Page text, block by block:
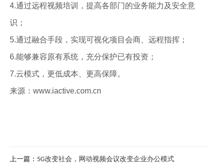
4.通过远程视频培训，提高各部门的业务能力及安全意
识；
5.通过融合手段，实现可视化项目会商、远程指挥；
6.能够兼容原有系统，充分保护已有投资；
7.云模式，更低成本、更高保障。
来源：www.iactive.com.cn
上一篇： 5G改变社会，网动视频会议改变企业办公模式